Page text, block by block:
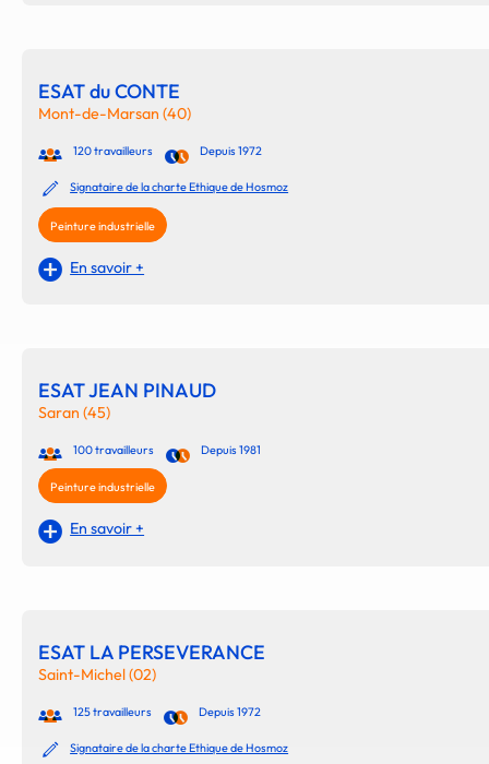
ESAT du CONTE
Mont-de-Marsan (40)
120 travailleurs Depuis 1972
Signataire de la charte Ethique de Hosmoz
Peinture industrielle
En savoir +
ESAT JEAN PINAUD
Saran (45)
100 travailleurs Depuis 1981
Peinture industrielle
En savoir +
ESAT LA PERSEVERANCE
Saint-Michel (02)
125 travailleurs Depuis 1972
Signataire de la charte Ethique de Hosmoz